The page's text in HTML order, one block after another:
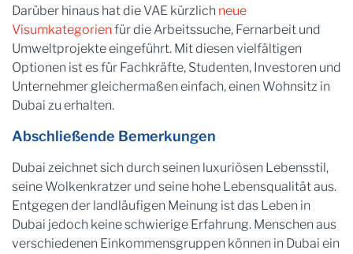
Darüber hinaus hat die VAE kürzlich neue
Visumkategorien für die Arbeitssuche, Fernarbeit und
Umweltprojekte eingeführt. Mit diesen vielfältigen
Optionen ist es für Fachkräfte, Studenten, Investoren und
Unternehmer gleichermaßen einfach, einen Wohnsitz in
Dubai zu erhalten.
Abschließende Bemerkungen
Dubai zeichnet sich durch seinen luxuriösen Lebensstil,
seine Wolkenkratzer und seine hohe Lebensqualität aus.
Entgegen der landläufigen Meinung ist das Leben in
Dubai jedoch keine schwierige Erfahrung. Menschen aus
verschiedenen Einkommensgruppen können in Dubai ein